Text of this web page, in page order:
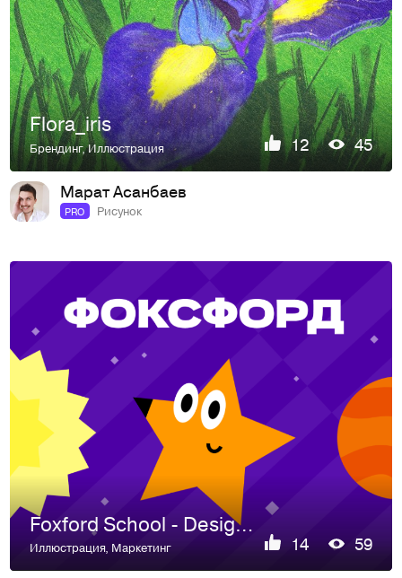
Flora_iris
Брендинг,Иллюстрация 12 45
Марат Асанбаев
PRO Рисунок
Foxford School - Design and illustrations
Иллюстрация, Маркетинг 14 59